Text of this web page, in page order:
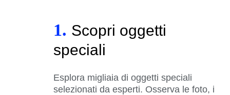
1. Scopri oggetti
speciali
Esplora migliaia di oggetti speciali
selezionati da esperti. Osserva le foto, i